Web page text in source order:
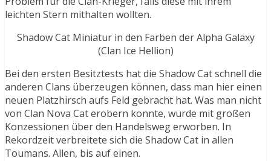
leichten Stern mithalten wollten.
Shadow Cat Miniatur in den Farben der Alpha Galaxy
(Clan Ice Hellion)
Bei den ersten Besitztests hat die Shadow Cat schnell die
anderen Clans überzeugen können, dass man hier einen
neuen Platzhirsch aufs Feld gebracht hat. Was man nicht
von Clan Nova Cat erobern konnte, wurde mit großen
Konzessionen über den Handelsweg erworben. In
Rekordzeit verbreitete sich die Shadow Cat in allen
Toumans. Allen, bis auf einen.